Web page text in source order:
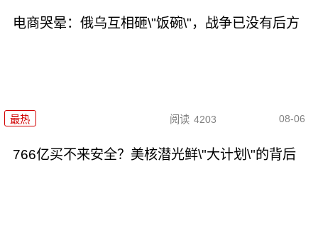
电商哭晕：俄乌互相砸\"饭碗\"，战争已没有后方
最热 阅读 4203 08-06
766亿买不来安全？美核潜光鲜\"大计划\"的背后